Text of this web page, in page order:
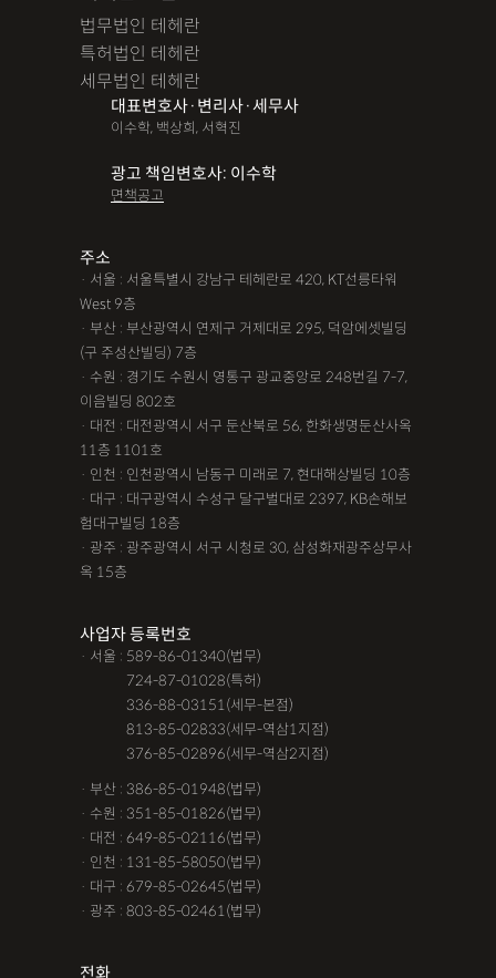
법무법인 테헤란
특허법인 테헤란
세무법인 테헤란
대표변호사·변리사·세무사
이수학, 백상희, 서혁진
광고 책임변호사: 이수학
면책공고
주소
· 서울 : 서울특별시 강남구 테헤란로 420, KT선릉타워
West 9층
· 부산 : 부산광역시 연제구 거제대로 295, 덕암에셋빌딩
(구 주성산빌딩) 7층
· 수원 : 경기도 수원시 영통구 광교중앙로 248번길 7-7,
이음빌딩 802호
· 대전 : 대전광역시 서구 둔산북로 56, 한화생명둔산사옥
11층 1101호
· 인천 : 인천광역시 남동구 미래로 7, 현대해상빌딩 10층
· 대구 : 대구광역시 수성구 달구벌대로 2397, KB손해보
험대구빌딩 18층
· 광주 : 광주광역시 서구 시청로 30, 삼성화재광주상무사
옥 15층
사업자 등록번호
· 서울 : 589-86-01340(법무)
724-87-01028(특허)
336-88-03151(세무-본점)
813-85-02833(세무-역삼1지점)
376-85-02896(세무-역삼2지점)
· 부산 : 386-85-01948(법무)
· 수원 : 351-85-01826(법무)
· 대전 : 649-85-02116(법무)
· 인천 : 131-85-58050(법무)
· 대구 : 679-85-02645(법무)
· 광주 : 803-85-02461(법무)
전화